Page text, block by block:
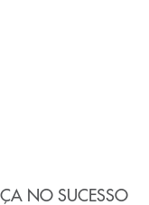
NO SUCESSO